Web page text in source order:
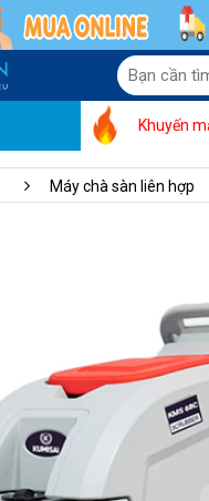
Khuyến
Máy chà sàn liên hợp